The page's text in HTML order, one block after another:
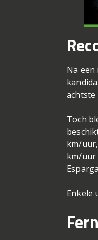
Na
achtste
Toch
km/
km/uur
Enkele